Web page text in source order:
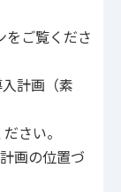
をご覧くださ
計画（素
さい。
画の位置づ